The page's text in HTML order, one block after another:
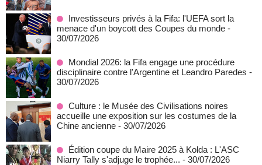
Investisseurs privés à la Fifa: l'UEFA sort la
menace d'un boycott des Coupes du monde -
30/07/2026
Mondial 2026: la Fifa engage une procédure
disciplinaire contre l'Argentine et Leandro Paredes -
30/07/2026
Culture : le Musée des Civilisations noires
accueille une exposition sur les costumes de la
Chine ancienne - 30/07/2026
Édition coupe du Maire 2025 à Kolda : L'ASC
Niarry Tally s'adjuge le trophée... - 30/07/2026